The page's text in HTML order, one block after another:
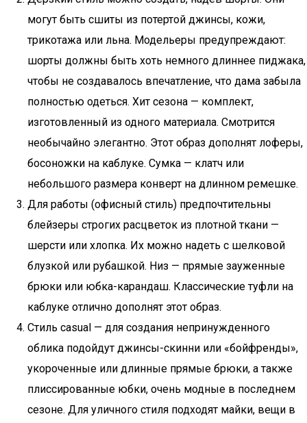
могут быть сшиты из потертой джинсы, кожи,
трикотажа или льна. Модельеры предупреждают:
шорты должны быть хоть немного длиннее пиджака,
чтобы не создавалось впечатление, что дама забыла
полностью одеться. Хит сезона — комплект,
изготовленный из одного материала. Смотрится
необычайно элегантно. Этот образ дополнят лоферы,
босоножки на каблуке. Сумка — клатч или
небольшого размера конверт на длинном ремешке.
Для работы (офисный стиль) предпочтительны
блейзеры строгих расцветок из плотной ткани —
шерсти или хлопка. Их можно надеть с шелковой
блузкой или рубашкой. Низ — прямые зауженные
брюки или юбка-карандаш. Классические туфли на
каблуке отлично дополнят этот образ.
Стиль casual — для создания непринужденного
облика подойдут джинсы-скинни или «бойфренды»,
укороченные или длинные прямые брюки, а также
плиссированные юбки, очень модные в последнем
сезоне. Для уличного стиля подходят майки, вещи в